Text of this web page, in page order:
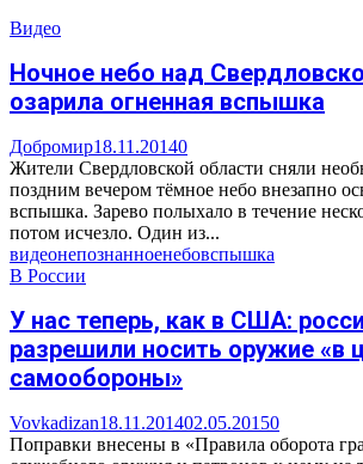
Видео
Ночное небо над
озарила огненная вспышка
Добромир18.11.20140
Жители Свердловской области сняли
поздним вечером тёмное небо внезапно
вспышка. Зарево полыхало в течение
потом исчезло. Один из...
видеонепознанноенебовспышка
В России
У нас теперь, как в США:
разрешили носить оружие «в
самообороны»
Vovkadizan18.11.201402.05.20150
Поправки внесены в «Правила оборота